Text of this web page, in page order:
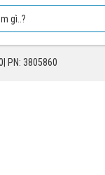
PN: 3805860